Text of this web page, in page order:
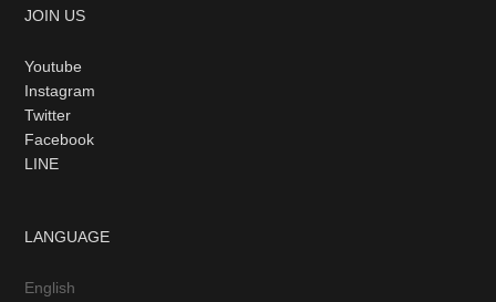
JOIN US
Youtube
Instagram
Twitter
Facebook
LINE
LANGUAGE
English